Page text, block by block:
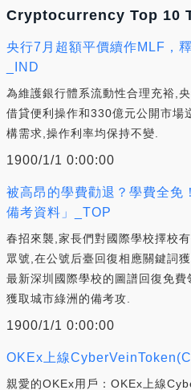
Cryptocurrency Top 10
央行7月超額平價續作MLF，
_IND
為維護銀行體系流動性合理充裕,
借貸便利操作和330億元公開市場
構需求,操作利率均保持不變.
1900/1/1 0:00:00
被高昂的學費勸退？學費全免
備考資料」_TOP
春招來襲,家長們對國際學校擇校
眾號,在公號后臺回復相應關鍵詞
最新深圳國際學校的圖譜回復免
獲取城市綠洲的備考攻.
1900/1/1 0:00:00
OKEx上線
親愛的OKEx用戶：OKEx上線